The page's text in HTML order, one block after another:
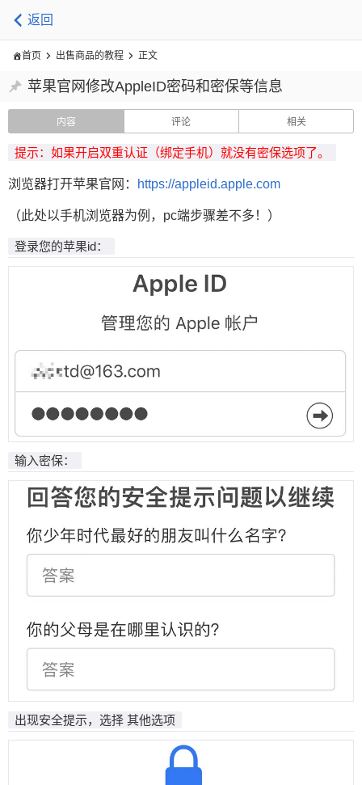
返回
首页 出售商品的教程 正文
苹果官网修改AppleID密码和密保等信息
内容 评论 相关
提示：如果开启双重认证（绑定手机）就没有密保选项了。
浏览器打开苹果官网： https://appleid.apple.com
（此处以手机浏览器为例，pc端步骤差不多！）
登录您的苹果id：
输入密保：
出现安全提示，选择 其他选项